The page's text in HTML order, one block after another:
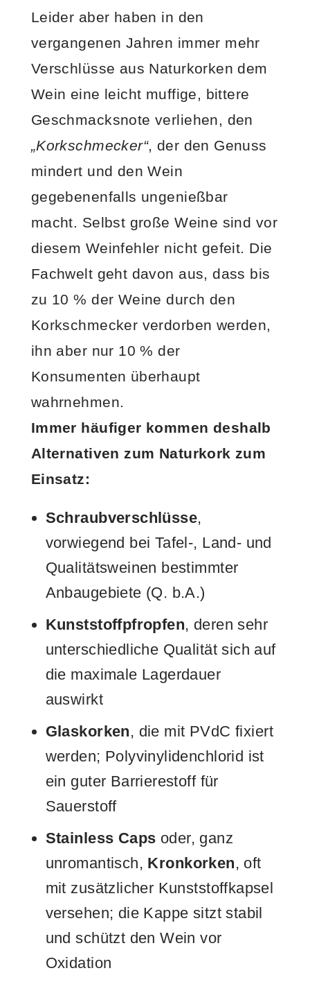
Leider aber haben in den
vergangenen Jahren immer mehr
Verschlüsse aus Naturkorken dem
Wein eine leicht muffige, bittere
Geschmacksnote verliehen, den
„Korkschmecker“, der den Genuss
mindert und den Wein
gegebenenfalls ungenießbar
macht. Selbst große Weine sind vor
diesem Weinfehler nicht gefeit. Die
Fachwelt geht davon aus, dass bis
zu 10 % der Weine durch den
Korkschmecker verdorben werden,
ihn aber nur 10 % der
Konsumenten überhaupt
wahrnehmen.
Immer häufiger kommen deshalb
Alternativen zum Naturkork zum
Einsatz:
Schraubverschlüsse,
vorwiegend bei Tafel-, Land- und
Qualitätsweinen bestimmter
Anbaugebiete (Q. b.A.)
Kunststoffpfropfen, deren sehr
unterschiedliche Qualität sich auf
die maximale Lagerdauer
auswirkt
Glaskorken, die mit PVdC fixiert
werden; Polyvinylidenchlorid ist
ein guter Barrierestoff für
Sauerstoff
Stainless Caps oder, ganz
unromantisch, Kronkorken, oft
mit zusätzlicher Kunststoffkapsel
versehen; die Kappe sitzt stabil
und schützt den Wein vor
Oxidation